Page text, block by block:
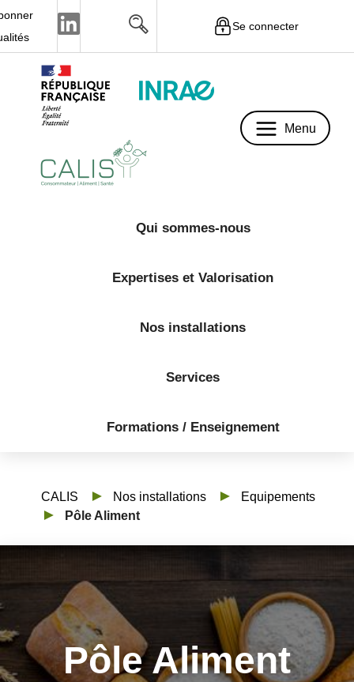
Se connecter
Menu
Qui sommes-nous
Expertises et Valorisation
Nos installations
Services
Formations / Enseignement
CALIS Nos installations
Equipements
Pôle Aliment
Pôle Aliment